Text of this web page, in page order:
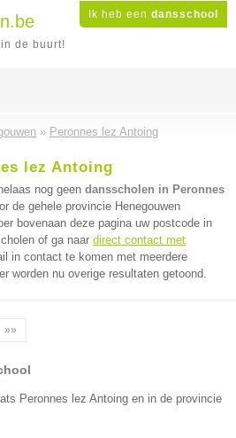
Ik heb een dansschool
de buurt!
» Peronnes lez Antoing
lez Antoing
nog geen dansscholen in Peronnes
de gehele provincie Henegouwen
bovenaan deze pagina uw postcode in
of ga naar direct contact met
in contact te komen met meerdere
worden nu overige resultaten getoond.
»»
Peronnes lez Antoing en in de provincie